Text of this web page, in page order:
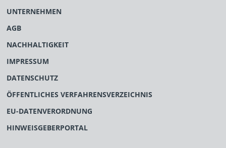
UNTERNEHMEN
AGB
NACHHALTIGKEIT
IMPRESSUM
DATENSCHUTZ
ÖFFENTLICHES VERFAHRENSVERZEICHNIS
EU-DATENVERORDNUNG
HINWEISGEBERPORTAL